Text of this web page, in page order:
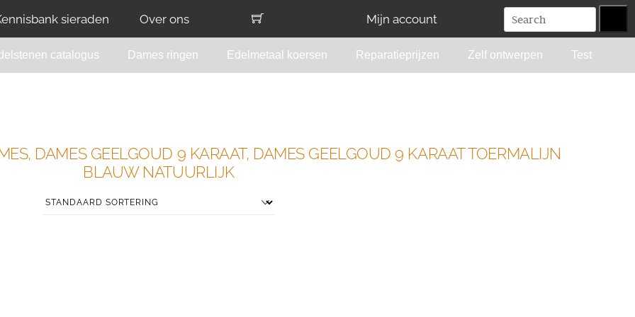
sieraden Over ons Mijn account
catalogus Dames ringen Edelmetaal koersen Reparatieprijzen Zelf ontwerpen Test
DAMES GEELGOUD 9 KARAAT, DAMES GEELGOUD 9 KARAAT TOERMALIJN
BLAUW NATUURLIJK